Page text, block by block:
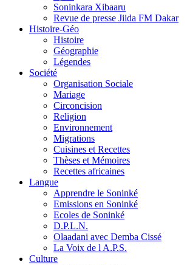
Soninkara Xibaaru
Revue de presse Jiida FM Dakar
Histoire-Géo
Histoire
Géographie
Légendes
Société
Organisation Sociale
Mariage
Circoncision
Religion
Environnement
Migrations
Cuisines et Recettes
Thèses et Mémoires
Recettes africaines
Langue
Apprendre le Soninké
Emissions en Soninké
Ecoles de Soninké
D.P.L.N.
Olaadani avec Demba Cissé
La Voix de l A.P.S.
Culture